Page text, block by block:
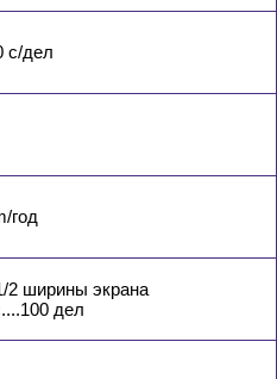
с/дел
год
2 ширины экрана
дел